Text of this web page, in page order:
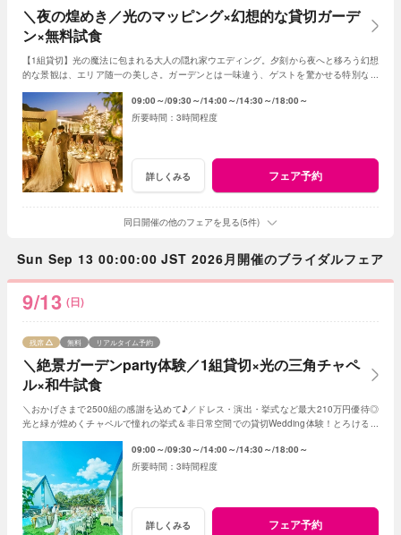
＼夜の煌めき／光のマッピング×幻想的な貸切ガーデ
ン×無料試食
【1組貸切】光の魔法に包まれる大人の隠れ家ウエディング。夕刻から夜へと移ろう幻想
的な景観は、エリア随一の美しさ。ガーデンとは一味違う、ゲストを驚かせる特別な光
09:00～ 09:30～ 14:00～ 14:30～ 18:00～
3時間程度
詳しくみる フェア予約
同日開催の他のフェアを見る(5件)
Sun Sep 13 00:00:00 JST 2026月開催のブライダルフェア
9/13 (日)
＼絶景ガーデンparty体験／1組貸切×光の三角チャペ
ル×和牛試食
残席 無料 リアルタイム予約
＼おかげさまで2500組の感謝を込めて♪／ドレス・演出・挙式など最大210万円優待◎
光と緑が煌めくチャペルで憧れの挙式＆非日常空間での貸切Wedding体験！とろける和
09:00～ 09:30～ 14:00～ 14:30～ 18:00～
3時間程度
詳しくみる フェア予約